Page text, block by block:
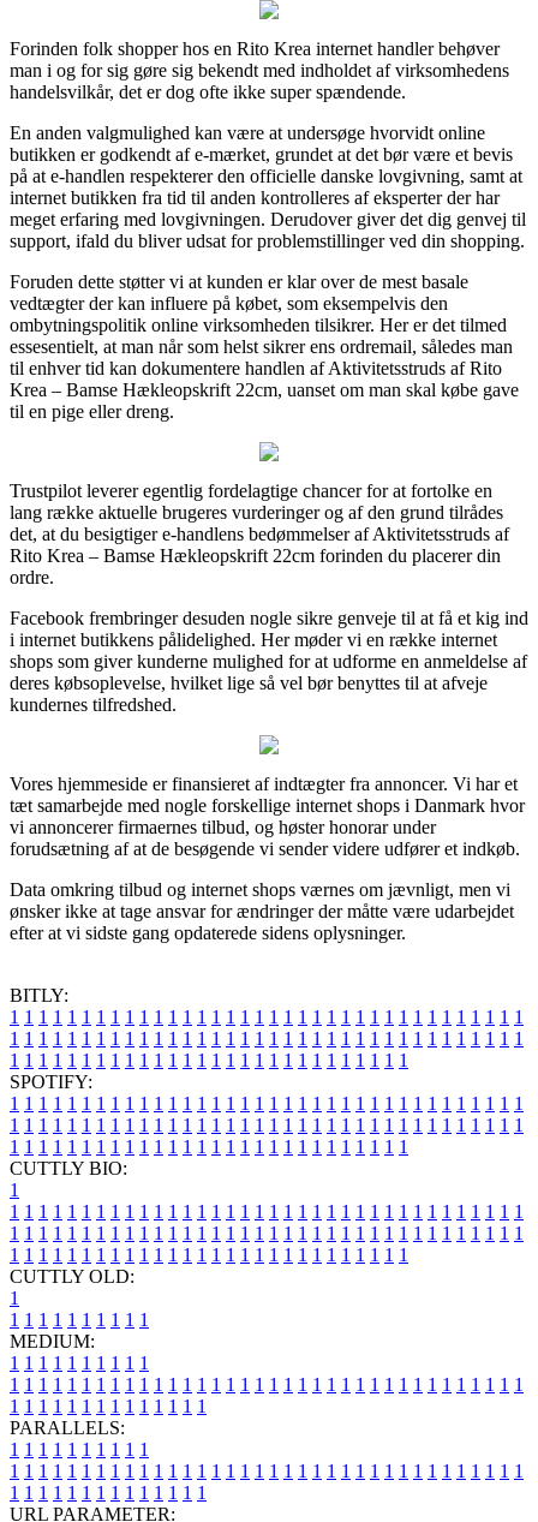
Forinden folk shopper hos en Rito Krea internet handler behøver
man i og for sig gøre sig bekendt med indholdet af virksomhedens
handelsvilkår, det er dog ofte ikke super spændende.
En anden valgmulighed kan være at undersøge hvorvidt online
butikken er godkendt af e-mærket, grundet at det bør være et bevis
på at e-handlen respekterer den officielle danske lovgivning, samt at
internet butikken fra tid til anden kontrolleres af eksperter der har
meget erfaring med lovgivningen. Derudover giver det dig genvej til
support, ifald du bliver udsat for problemstillinger ved din shopping.
Foruden dette støtter vi at kunden er klar over de mest basale
vedtægter der kan influere på købet, som eksempelvis den
ombytningspolitik online virksomheden tilsikrer. Her er det tilmed
essesentielt, at man når som helst sikrer ens ordremail, således man
til enhver tid kan dokumentere handlen af Aktivitetsstruds af Rito
Krea – Bamse Hækleopskrift 22cm, uanset om man skal købe gave
til en pige eller dreng.
Trustpilot leverer egentlig fordelagtige chancer for at fortolke en
lang række aktuelle brugeres vurderinger og af den grund tilrådes
det, at du besigtiger e-handlens bedømmelser af Aktivitetsstruds af
Rito Krea – Bamse Hækleopskrift 22cm forinden du placerer din
ordre.
Facebook frembringer desuden nogle sikre genveje til at få et kig ind
i internet butikkens pålidelighed. Her møder vi en række internet
shops som giver kunderne mulighed for at udforme en anmeldelse af
deres købsoplevelse, hvilket lige så vel bør benyttes til at afveje
kundernes tilfredshed.
Vores hjemmeside er finansieret af indtægter fra annoncer. Vi har et
tæt samarbejde med nogle forskellige internet shops i Danmark hvor
vi annoncerer firmaernes tilbud, og høster honorar under
forudsætning af at de besøgende vi sender videre udfører et indkøb.
Data omkring tilbud og internet shops værnes om jævnligt, men vi
ønsker ikke at tage ansvar for ændringer der måtte være udarbejdet
efter at vi sidste gang opdaterede sidens oplysninger.
BITLY:
1 1 1 1 1 1 1 1 1 1 1 1 1 1 1 1 1 1 1 1 1 1 1 1 1 1 1 1 1 1 1 1 1 1 1 1
1 1 1 1 1 1 1 1 1 1 1 1 1 1 1 1 1 1 1 1 1 1 1 1 1 1 1 1 1 1 1 1 1 1 1 1
1 1 1 1 1 1 1 1 1 1 1 1 1 1 1 1 1 1 1 1 1 1 1 1 1 1 1 1
SPOTIFY:
1 1 1 1 1 1 1 1 1 1 1 1 1 1 1 1 1 1 1 1 1 1 1 1 1 1 1 1 1 1 1 1 1 1 1 1
1 1 1 1 1 1 1 1 1 1 1 1 1 1 1 1 1 1 1 1 1 1 1 1 1 1 1 1 1 1 1 1 1 1 1 1
1 1 1 1 1 1 1 1 1 1 1 1 1 1 1 1 1 1 1 1 1 1 1 1 1 1 1 1
CUTTLY BIO:
1
1 1 1 1 1 1 1 1 1 1 1 1 1 1 1 1 1 1 1 1 1 1 1 1 1 1 1 1 1 1 1 1 1 1 1 1
1 1 1 1 1 1 1 1 1 1 1 1 1 1 1 1 1 1 1 1 1 1 1 1 1 1 1 1 1 1 1 1 1 1 1 1
1 1 1 1 1 1 1 1 1 1 1 1 1 1 1 1 1 1 1 1 1 1 1 1 1 1 1 1
CUTTLY OLD:
1
1 1 1 1 1 1 1 1 1 1
MEDIUM:
1 1 1 1 1 1 1 1 1 1
1 1 1 1 1 1 1 1 1 1 1 1 1 1 1 1 1 1 1 1 1 1 1 1 1 1 1 1 1 1 1 1 1 1 1 1
1 1 1 1 1 1 1 1 1 1 1 1 1 1
PARALLELS:
1 1 1 1 1 1 1 1 1 1
1 1 1 1 1 1 1 1 1 1 1 1 1 1 1 1 1 1 1 1 1 1 1 1 1 1 1 1 1 1 1 1 1 1 1 1
1 1 1 1 1 1 1 1 1 1 1 1 1 1
URL PARAMETER: